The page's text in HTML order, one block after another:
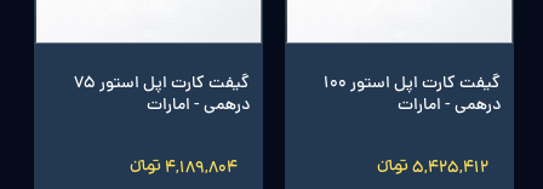
گیفت کارت اپل استور 100
درهمی - امارات
5,425,412 تومانءءء
گیفت کارت اپل استور 75
درهمی - امارات
4,189,804 تومانءءء